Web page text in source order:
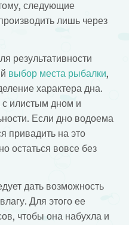
следующие
лишь через
результативности
выбор места рыбалки,
характера дна.
с илистым дном и
Если дно водоема
привадить на это
остаться вовсе без
дать возможность
Для этого ее
чтобы она набухла и